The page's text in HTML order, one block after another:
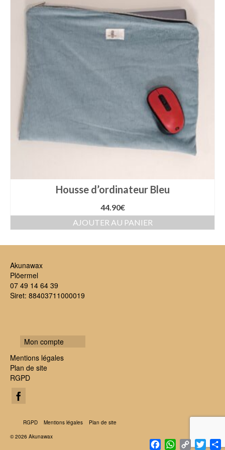
Housse d’ordinateur Bleu
44.90€
AJOUTER AU PANIER
Akunawax
Plöermel
07 49 14 64 39
Siret: 88403711000019
Mon compte
Mentions légales
Plan de site
RGPD
RGPD Mentions légales
Plan de site
© 2026 Akunawax
FacebookWhatsApp
Copy